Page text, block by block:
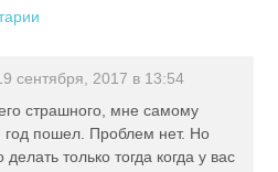
сентября, 2017 в 13:54
страшного, мне самому
год пошел. Проблем нет. Но
только тогда когда у вас